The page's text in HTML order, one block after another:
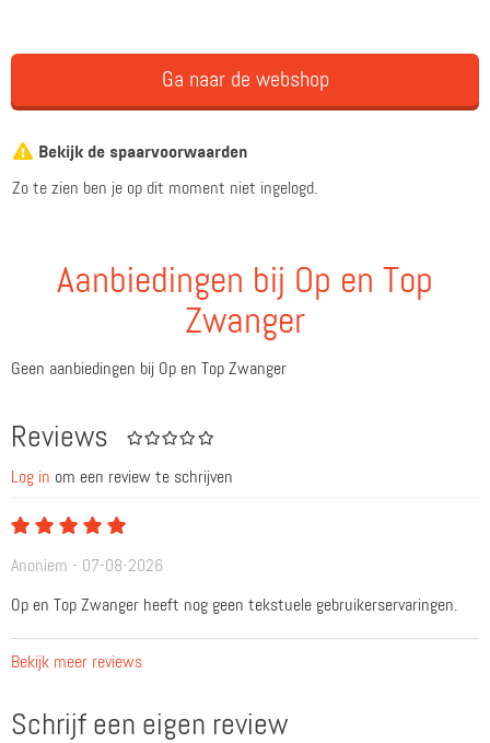
Ga naar de webshop
Bekijk de spaarvoorwaarden
Zo te zien ben je op dit moment niet ingelogd.
Aanbiedingen bij Op en Top
Zwanger
Geen aanbiedingen bij Op en Top Zwanger
Reviews
Log in om een review te schrijven
Anoniem - 07-08-2026
Op en Top Zwanger heeft nog geen tekstuele gebruikerservaringen.
Bekijk meer reviews
Schrijf een eigen review